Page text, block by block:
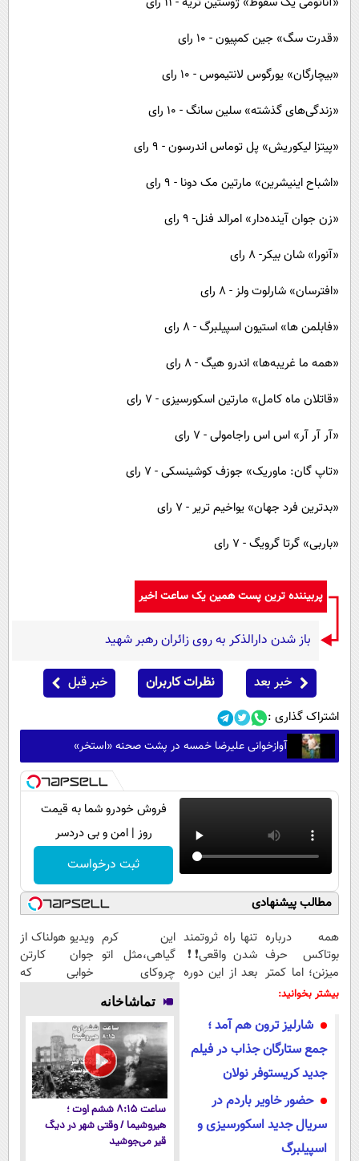
«قدرت سگ» جین کمپیون - ۱۰ رای
«بیچارگان» یورگوس لانتیموس - ۱۰ رای
«زندگی‌های گذشته» سلین سانگ - ۱۰ رای
«پیتزا لیکوریش» پل توماس اندرسون - ۹ رای
«اشباح اینیشرین» مارتین مک دونا - ۹ رای
«زن جوان آینده‌دار» امرالد فنل- ۹ رای
«آنورا» شان بیکر- ۸ رای
«افترسان» شارلوت ولز - ۸ رای
«فابلمن ها» استیون اسپیلبرگ - ۸ رای
«همه ما غریبه‌ها» اندرو هیگ - ۸ رای
«قاتلان ماه کامل» مارتین اسکورسیزی - ۷ رای
«آر آر آر» اس اس راجامولی - ۷ رای
«تاپ گان: ماوریک» جوزف کوشینسکی - ۷ رای
«بدترین فرد جهان» یواخیم تریر - ۷ رای
«باربی» گرتا گرویگ - ۷ رای
پربیننده ترین پست همین یک ساعت اخیر
باز شدن دارالذکر به روی زائران رهبر شهید
خبر بعد نظرات کاربران خبر قبل
اشتراک گذاری :
آوازخوانی علیرضا خمسه در پشت صحنه «استخر»
فروش خودرو شما به قیمت
روز | امن و بی دردسر
ثبت درخواست
مطالب پیشنهادی
همه درباره
بوتاکس حرف
میزنن؛ اما کمتر
کسی این راه رو
تنها راه ثروتمند
شدن واقعی❗❗
بعد از این دوره
این کرم
گیاهی،مثل اتو
چروکای
پوستتوصاف
میکنه!50%تخفیف
ویدیو هولناک از
جوان کارتن
خوابی که
بیشتر بخوانید:
شارلیز ترون هم آمد ؛
جمع ستارگان جذاب در فیلم
جدید کریستوفر نولان
حضور خاویر باردم در
سریال جدید اسکورسیزی و
اسپیلبرگ
تماشاخانه
ساعت ۸:۱۵ ششم اوت ؛
هیروشیما / وقتی شهر در دیگ
قیر می‌جوشید